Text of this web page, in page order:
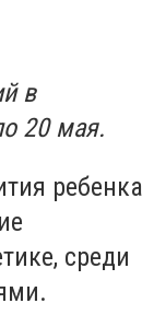
в
20 мая.
ребенка
среди